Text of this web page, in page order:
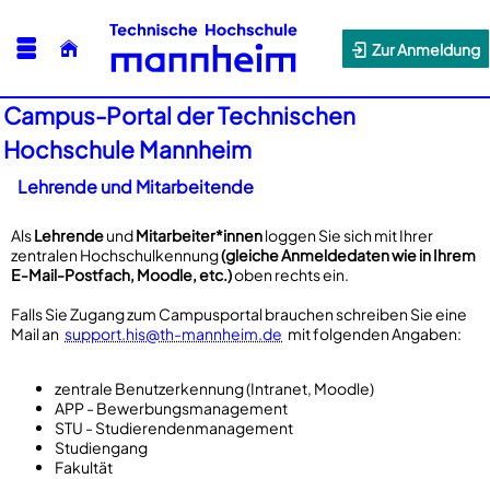
Zur Anmeldung
Campus-Portal der Technischen
Hochschule Mannheim
Lehrende und Mitarbeitende
AlsLehrendeundMitarbeiter*innenloggen Sie sich mit Ihrer
zentralen Hochschulkennung(gleiche Anmeldedaten wie in Ihrem
E-Mail-Postfach, Moodle, etc.)oben rechts ein.
Falls Sie Zugang zum Campusportal brauchen schreiben Sie eine
Mail an support.his@th-mannheim.de mit folgenden Angaben:
zentrale Benutzerkennung (Intranet, Moodle)
APP - Bewerbungsmanagement
STU - Studierendenmanagement
Studiengang
Fakultät